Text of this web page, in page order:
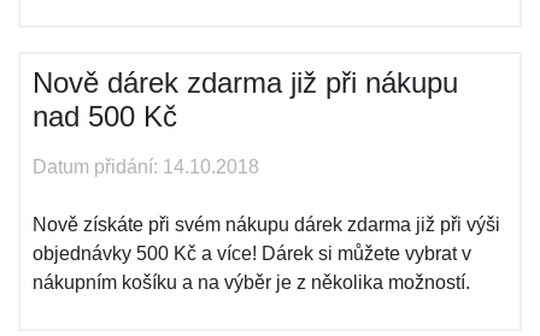
Nově dárek zdarma již při nákupu
nad 500 Kč
Datum přidání: 14.10.2018
Nově získáte při svém nákupu dárek zdarma již při výši
objednávky 500 Kč a více! Dárek si můžete vybrat v
nákupním košíku a na výběr je z několika možností.